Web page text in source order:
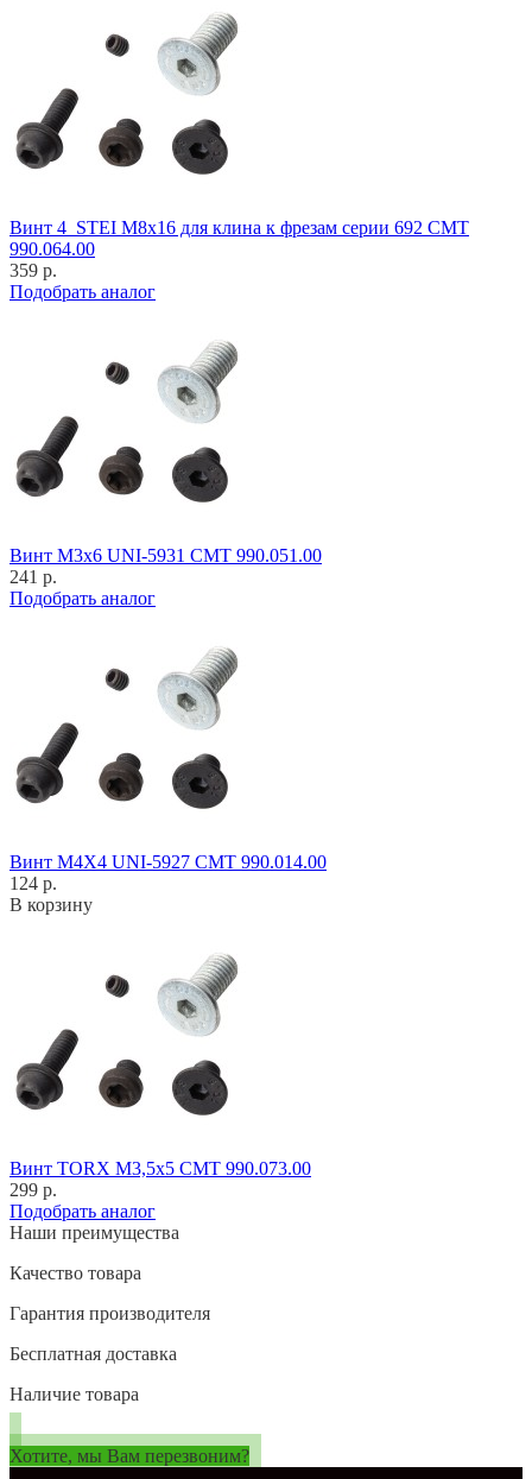
Винт 4_STEI M8x16 для клина к фрезам серии 692 CMT
990.064.00
359 р.
Подобрать аналог
Винт M3x6 UNI-5931 CMT 990.051.00
241 р.
Подобрать аналог
Винт M4X4 UNI-5927 CMT 990.014.00
124 р.
В корзину
Винт TORX M3,5x5 CMT 990.073.00
299 р.
Подобрать аналог
Наши преимущества
Качество товара
Гарантия производителя
Бесплатная доставка
Наличие товара
Хотите, мы Вам перезвоним?